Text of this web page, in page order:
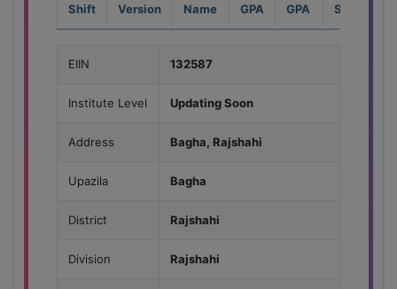
Shift Version
Name
GPA
GPA
Seat
EIIN 132587
Institute Level Updating Soon
Address Bagha, Rajshahi
Upazila Bagha
District Rajshahi
Division Rajshahi